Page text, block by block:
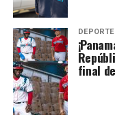
final